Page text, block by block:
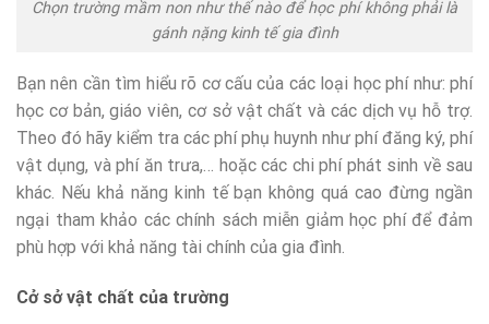
Chọn trường mầm non như thế nào để học phí không phải là
gánh nặng kinh tế gia đình
Bạn nên cần tìm hiểu rõ cơ cấu của các loại học phí như: phí
học cơ bản, giáo viên, cơ sở vật chất và các dịch vụ hỗ trợ.
Theo đó hãy kiểm tra các phí phụ huynh như phí đăng ký, phí
vật dụng, và phí ăn trưa,… hoặc các chi phí phát sinh về sau
khác. Nếu khả năng kinh tế bạn không quá cao đừng ngần
ngại tham khảo các chính sách miễn giảm học phí để đảm
phù hợp với khả năng tài chính của gia đình.
Cở sở vật chất của trường